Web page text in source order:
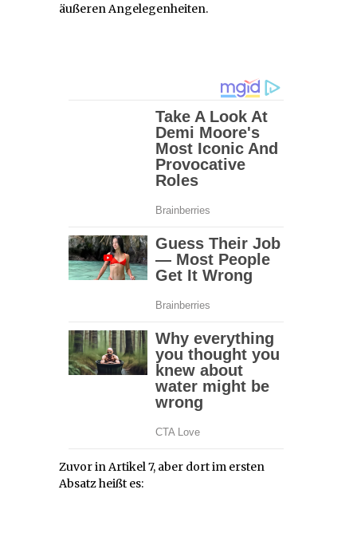
äußeren Angelegenheiten.
Zuvor in Artikel 7, aber dort im ersten
Absatz heißt es: